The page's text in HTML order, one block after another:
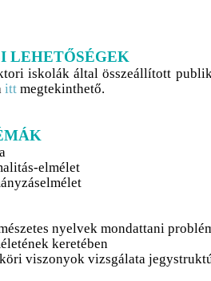
LEHETŐSÉGEK
iskolák által összeállított
itt megtekinthető.
elmélet
nyelvek mondattani
keretében
viszonyok vizsgálata